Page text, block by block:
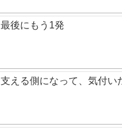
最後にもう1発
支える側になって、気付い